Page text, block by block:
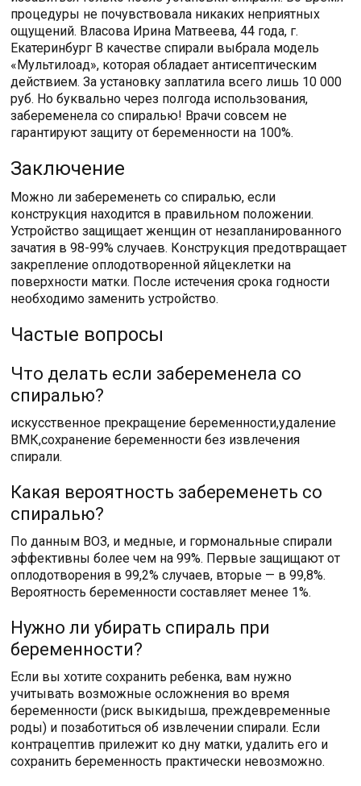
процедуры не почувствовала никаких неприятных
ощущений. Власова Ирина Матвеева, 44 года, г.
Екатеринбург В качестве спирали выбрала модель
«Мультилоад», которая обладает антисептическим
действием. За установку заплатила всего лишь 10 000
руб. Но буквально через полгода использования,
забеременела со спиралью! Врачи совсем не
гарантируют защиту от беременности на 100%.
Заключение
Можно ли забеременеть со спиралью, если
конструкция находится в правильном положении.
Устройство защищает женщин от незапланированного
зачатия в 98-99% случаев. Конструкция предотвращает
закрепление оплодотворенной яйцеклетки на
поверхности матки. После истечения срока годности
необходимо заменить устройство.
Частые вопросы
Что делать если забеременела со
спиралью?
искусственное прекращение беременности,удаление
ВМК,сохранение беременности без извлечения
спирали.
Какая вероятность забеременеть со
спиралью?
По данным ВОЗ, и медные, и гормональные спирали
эффективны более чем на 99%. Первые защищают от
оплодотворения в 99,2% случаев, вторые — в 99,8%.
Вероятность беременности составляет менее 1%.
Нужно ли убирать спираль при
беременности?
Если вы хотите сохранить ребенка, вам нужно
учитывать возможные осложнения во время
беременности (риск выкидыша, преждевременные
роды) и позаботиться об извлечении спирали. Если
контрацептив прилежит ко дну матки, удалить его и
сохранить беременность практически невозможно.